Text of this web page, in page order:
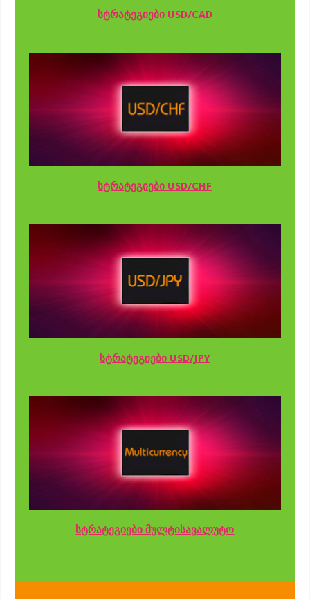
სტრატეგიები USD/CAD
სტრატეგიები USD/CHF
სტრატეგიები USD/JPY
სტრატეგიები მულტისავალუტო